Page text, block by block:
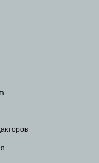
торов